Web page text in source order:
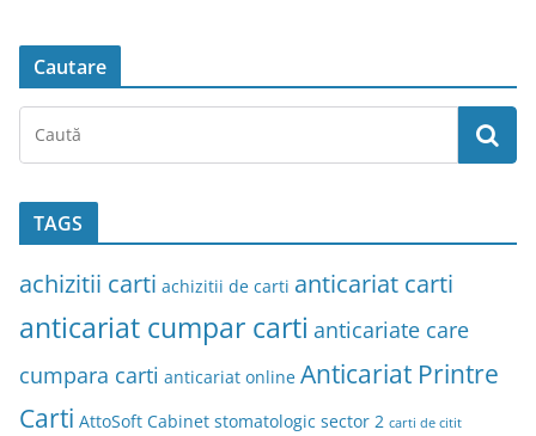
Cautare
TAGS
achizitii carti achizitii de carti anticariat carti
anticariat cumpar carti anticariate care
cumpara carti anticariat online Anticariat Printre
Carti AttoSoft Cabinet stomatologic sector 2 carti de citit